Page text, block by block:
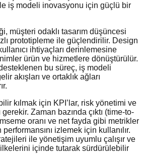
iş modeli inovasyonu için güçlü bir
müşteri odaklı tasarım düşüncesi
prototipleme ile güçlendirilir. Design
ihtiyaçları derinlemesine
ürün ve hizmetlere dönüştürülür.
bu süreç, iş modeli
akışları ve ortaklık ağları
kılmak için KPI’lar, risk yönetimi ve
Zaman bazında çıktı (time-to-
oranı ve net fayda gibi metrikler
izlemek için kullanılır.
ile yönetişim uyumlu çalışır ve
içinde tutarak sürdürülebilir